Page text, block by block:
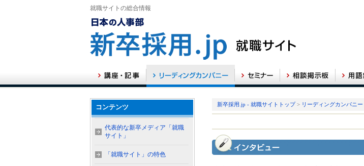
就職サイトの総合情報
新卒採用.jp - 就職サイトトップ> リーディングカンパニー
コンテンツ
代表的な新卒メディア「就職
サイト」
「就職サイト」の特色